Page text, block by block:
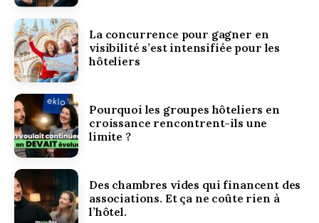
La concurrence pour gagner en
visibilité s’est intensifiée pour les
hôteliers
Pourquoi les groupes hôteliers en
croissance rencontrent-ils une
limite ?
Des chambres vides qui financent des
associations. Et ça ne coûte rien à
l’hôtel.